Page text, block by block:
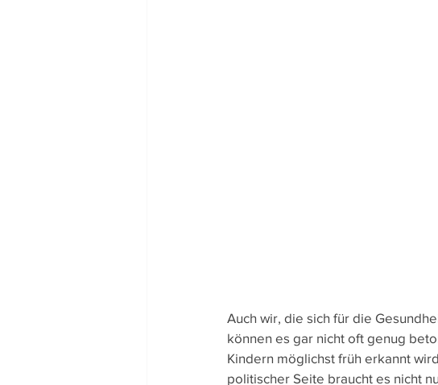
Auch wir, die sich für die
können es gar nicht oft genug
Kindern möglichst früh erkannt
politischer Seite braucht es nicht